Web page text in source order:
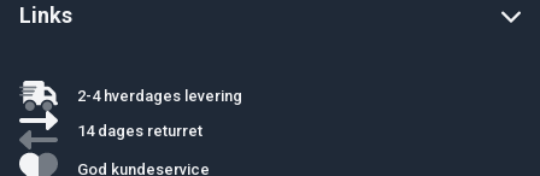
Links
2-4 hverdages levering
14 dages returret
God kundeservice